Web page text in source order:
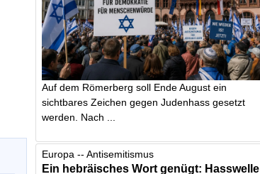
Auf dem Römerberg soll Ende August ein
sichtbares Zeichen gegen Judenhass gesetzt
werden. Nach ...
Europa -- Antisemitismus
Ein hebräisches Wort genügt: Hasswelle